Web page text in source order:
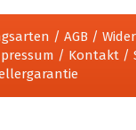
/ AGB /
/ Kontakt /